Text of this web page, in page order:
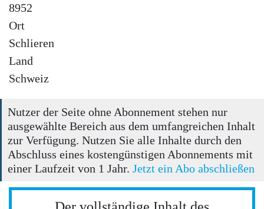
8952
Ort
Schlieren
Land
Schweiz
Nutzer der Seite ohne Abonnement stehen nur
ausgewählte Bereich aus dem umfangreichen Inhalt
zur Verfügung. Nutzen Sie alle Inhalte durch den
Abschluss eines kostengünstigen Abonnements mit
einer Laufzeit von 1 Jahr. Jetzt ein Abo abschließen